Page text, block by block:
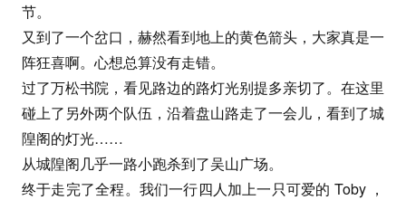
节。
又到了一个岔口，赫然看到地上的黄色箭头，大家真是一
阵狂喜啊。心想总算没有走错。
过了万松书院，看见路边的路灯光别提多亲切了。在这里
碰上了另外两个队伍，沿着盘山路走了一会儿，看到了城
隍阁的灯光……
从城隍阁几乎一路小跑杀到了吴山广场。
终于走完了全程。我们一行四人加上一只可爱的 Toby ，